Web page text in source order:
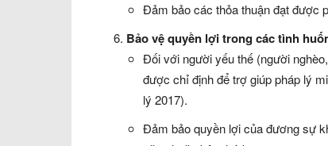
Đảm bảo các thỏa thuận đạt được
Bảo vệ quyền lợi trong các tình
Đối với người yếu thế (người
được chỉ định để trợ giúp pháp lý
lý 2017).
Đảm bảo quyền lợi của đương sự